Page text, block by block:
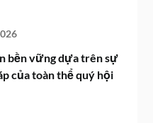
bền vững dựa trên sự
của toàn thể quý hội